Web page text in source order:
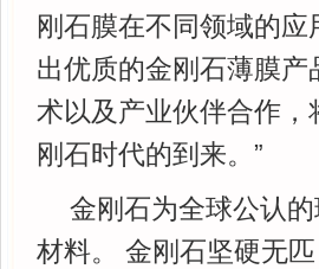
刚石膜在不同领域的
出优质的金刚石薄膜
术以及产业伙伴合作
刚石时代的到来。”
金刚石为全球公认
材料。 金刚石坚硬无